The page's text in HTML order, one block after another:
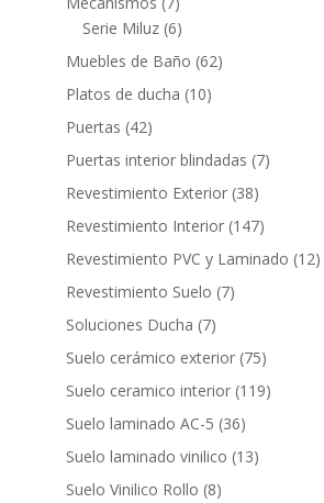
productos
Serie Miluz 66
productos
Muebles de Baño 6262
Platos de ducha 1010
Puertas 4242
productos
Puertas interior blindadas 77
Revestimiento Exterior 3838
productos
Revestimiento Interior 147147
productos
Revestimiento PVC y Laminado 1212
Revestimiento Suelo 77
Soluciones Ducha 77
productos
Suelo cerámico exterior 7575
productos
Suelo ceramico interior 119119
Suelo laminado AC-5 3636
productos
Suelo laminado vinilico 1313
Suelo Vinilico Rollo 88